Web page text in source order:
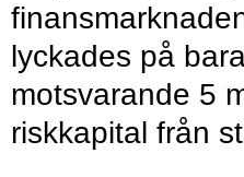
lyckades på
motsvarande 5
riskkapital från